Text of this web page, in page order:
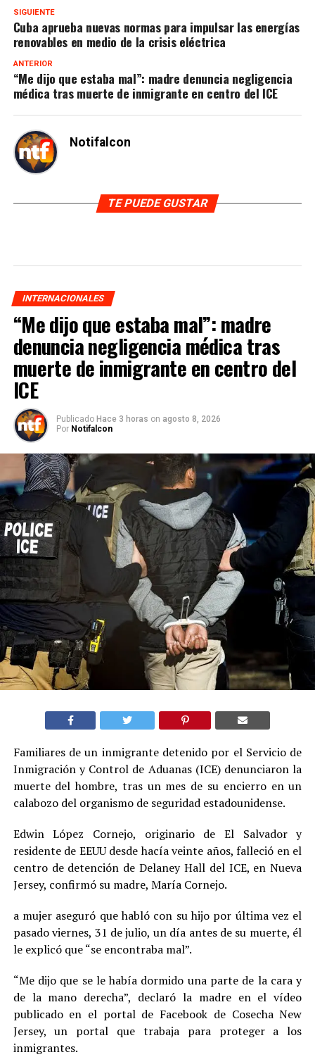
SIGUIENTE
Cuba aprueba nuevas normas para impulsar las energías
renovables en medio de la crisis eléctrica
ANTERIOR
“Me dijo que estaba mal”: madre denuncia negligencia
médica tras muerte de inmigrante en centro del ICE
Notifalcon
TE PUEDE GUSTAR
INTERNACIONALES
“Me dijo que estaba mal”: madre
denuncia negligencia médica tras
muerte de inmigrante en centro del
ICE
Publicado Hace 3 horas on agosto 8, 2026
Por Notifalcon
Familiares de un inmigrante detenido por el Servicio de
Inmigración y Control de Aduanas (ICE) denunciaron la
muerte del hombre, tras un mes de su encierro en un
calabozo del organismo de seguridad estadounidense.
Edwin López Cornejo, originario de El Salvador y
residente de EEUU desde hacía veinte años, falleció en el
centro de detención de Delaney Hall del ICE, en Nueva
Jersey, confirmó su madre, María Cornejo.
a mujer aseguró que habló con su hijo por última vez el
pasado viernes, 31 de julio, un día antes de su muerte, él
le explicó que “se encontraba mal”.
“Me dijo que se le había dormido una parte de la cara y
de la mano derecha”, declaró la madre en el vídeo
publicado en el portal de Facebook de Cosecha New
Jersey, un portal que trabaja para proteger a los
inmigrantes.